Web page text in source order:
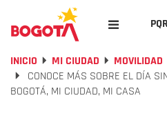
INICIO MI CIUDAD
MOVILIDAD
CONOCE MÁS SOBRE EL DÍA
BOGOTÁ, MI CIUDAD, MI CASA